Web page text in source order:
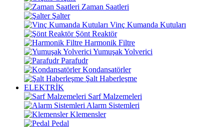
Zaman Saatleri
Şalter
Vinç Kumanda Kutuları
Şönt Reaktör
Harmonik Filtre
Yumuşak Yolverici
Parafudr
Kondansatörler
Şalt Haberleşme
ELEKTRİK
Sarf Malzemeleri
Alarm Sistemleri
Klemensler
Pedal